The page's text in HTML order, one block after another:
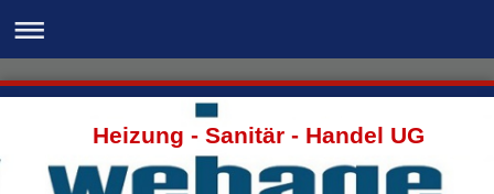
Heizung - Sanitär - Handel UG